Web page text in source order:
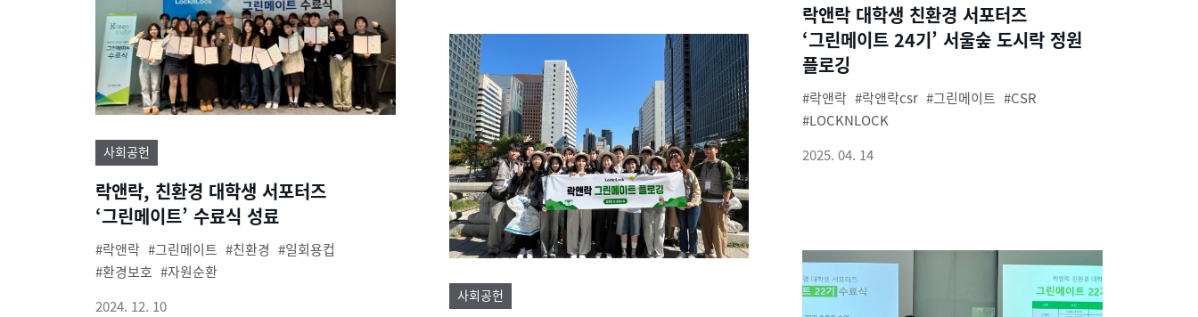
락앤락 대학생 친환경 서포터즈
‘그린메이트 24기’ 서울숲 도시락 정원
플로깅
락앤락 락앤락csr 그린메이트
CSR
LOCKNLOCK
2025. 04. 14
사회공헌
락앤락, 친환경 대학생 서포터즈
‘그린메이트’ 수료식 성료
락앤락 그린메이트 친환경
일회용컵
환경보호
자원순환
2024. 12. 10
사회공헌